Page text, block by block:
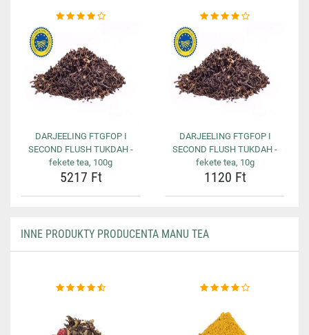
DARJEELING FTGFOP I
SECOND FLUSH TUKDAH -
fekete tea, 100g
5217 Ft
DARJEELING FTGFOP I
SECOND FLUSH TUKDAH -
fekete tea, 10g
1120 Ft
INNE PRODUKTY PRODUCENTA MANU TEA